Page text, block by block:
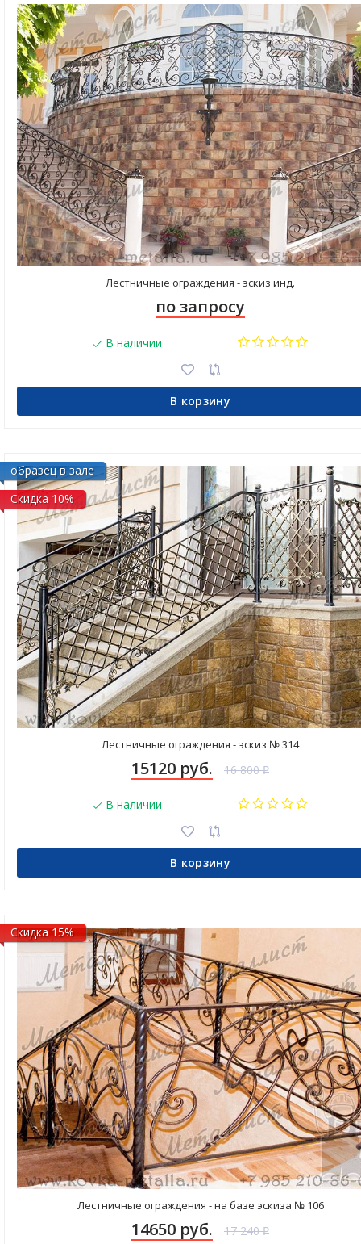
Лестничные ограждения - эскиз инд.
по запросу
В наличии
В корзину
образец в зале
Скидка 10%
Лестничные ограждения - эскиз № 314
15120 руб. 16 800₽
В наличии
В корзину
Скидка 15%
Лестничные ограждения - на базе эскиза № 106
14650 руб. 17 240₽